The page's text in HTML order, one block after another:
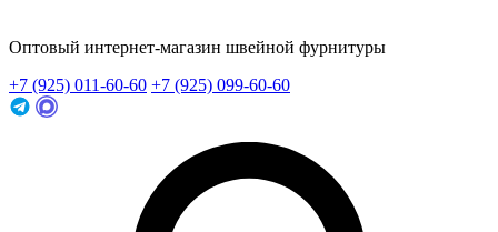
Оптовый интернет-магазин швейной фурнитуры
+7 (925) 011-60-60 +7 (925) 099-60-60